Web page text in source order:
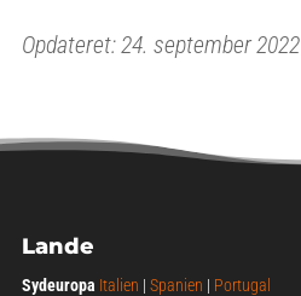
Opdateret: 24. september 2022
Lande
Sydeuropa Italien | Spanien | Portugal